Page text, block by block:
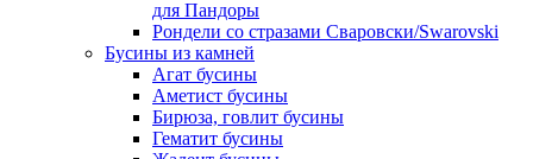
для Пандоры
Рондели со стразами Сваровски/Swarovski
Бусины из камней
Агат бусины
Аметист бусины
Бирюза, говлит бусины
Гематит бусины